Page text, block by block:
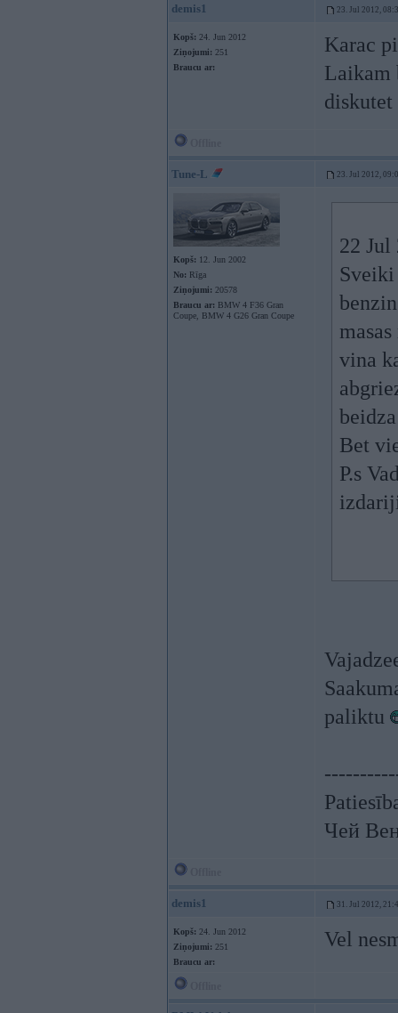
demis1 23. Jul 2012,
Kopš: 24. Jun 2012
Ziņojumi: 251
Braucu ar:
Karac
Laikam
Tune-L 23. Jul 2012,
Kopš: 12. Jun 2002
No: Rīga
Ziņojumi: 20578
Braucu ar: BMW 4 F36 Gran
Coupe, BMW 4 G26 Gran Coupe
22 Jul
Sveiki
vina
Bet
P.s
paliktu
Чей
demis1 31. Jul 2012,
Kopš: 24. Jun 2012
Ziņojumi: 251
Braucu ar:
Vel